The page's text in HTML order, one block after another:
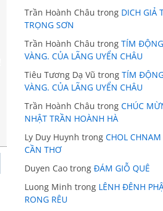
Trần Hoành Châu trong DICH GIẢ
TRỌNG SƠN
Trần Hoành Châu trong TÍM
VÀNG. CỦA LÃNG UYỂN CHÂU
Tiêu Tương Dạ Vũ trong TÍM
VÀNG. CỦA LÃNG UYỂN CHÂU
Trần Hoành Châu trong CHÚC
NHẬT TRẦN HOÀNH HÀ
Ly Duy Huynh trong CHOL
CẦN THƠ
Duyen Cao trong ĐÁM GIỖ QUÊ
Luong Minh trong LÊNH ĐÊNH
RONG RÊU